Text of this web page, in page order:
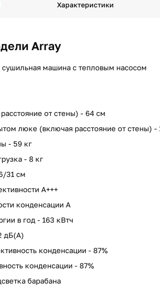
Характеристики
Array
сушильная машина с тепловым насосом
от стены) - 64 см
люке (включая расстояние от стены) -
- 59 кг
- 8 кг
31 см
A+++
конденсации A
в год - 163 кВтч
дБ(А)
конденсации - 87%
конденсации - 87%
барабана